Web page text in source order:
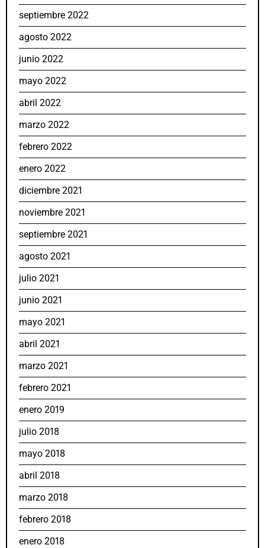
septiembre 2022
agosto 2022
junio 2022
mayo 2022
abril 2022
marzo 2022
febrero 2022
enero 2022
diciembre 2021
noviembre 2021
septiembre 2021
agosto 2021
julio 2021
junio 2021
mayo 2021
abril 2021
marzo 2021
febrero 2021
enero 2019
julio 2018
mayo 2018
abril 2018
marzo 2018
febrero 2018
enero 2018